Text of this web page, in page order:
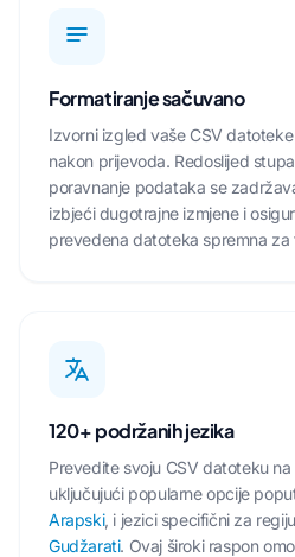
Formatiranje sačuvano
Izvorni izgled vaše CSV
nakon prijevoda. Redoslijed
poravnanje podataka se
izbjeći dugotrajne izmjene i
prevedena datoteka spremna
120+ podržanih jezika
Prevedite svoju CSV datoteku
uključujući popularne opcije
Arapski, i jezici specifični za
Gudžarati. Ovaj široki raspon